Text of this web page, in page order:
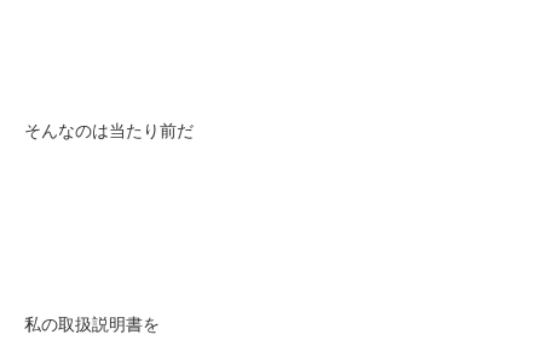
そんなのは当たり前だ
私の取扱説明書を